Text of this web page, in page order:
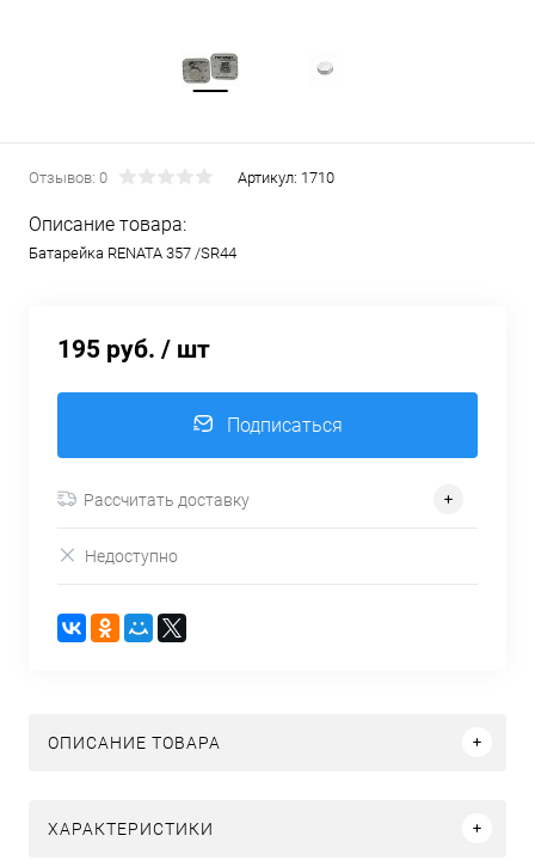
Отзывов: 0 Артикул: 1710
Описание товара:
Батарейка RENATA 357 /SR44
195 руб. / шт
Подписаться
Рассчитать доставку
Недоступно
ОПИСАНИЕ ТОВАРА
ХАРАКТЕРИСТИКИ